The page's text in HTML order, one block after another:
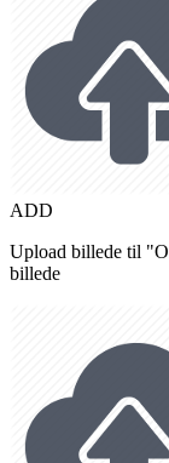
ADD
Upload billede til
billede